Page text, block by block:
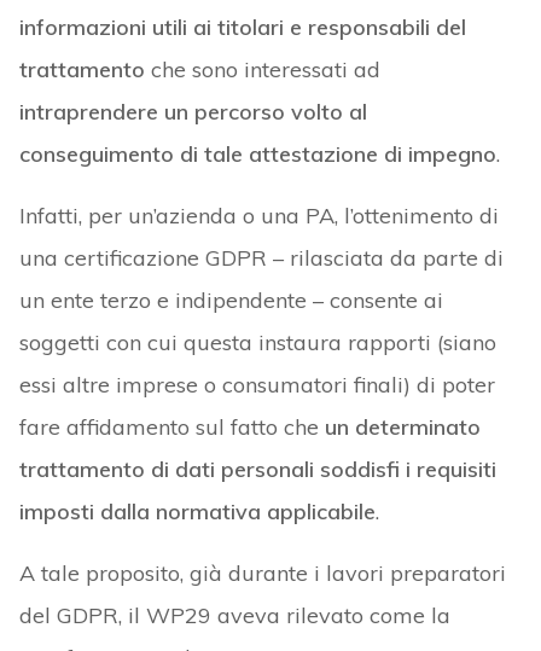
informazioni utili ai titolari e responsabili del
trattamento che sono interessati ad
intraprendere un percorso volto al
conseguimento di tale attestazione di impegno.
Infatti, per un’azienda o una PA, l’ottenimento di
una certificazione GDPR – rilasciata da parte di
un ente terzo e indipendente – consente ai
soggetti con cui questa instaura rapporti (siano
essi altre imprese o consumatori finali) di poter
fare affidamento sul fatto che un determinato
trattamento di dati personali soddisfi i requisiti
imposti dalla normativa applicabile.
A tale proposito, già durante i lavori preparatori
del GDPR, il WP29 aveva rilevato come la